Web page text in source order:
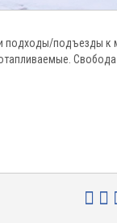
подходы/подъезды к
Свобода